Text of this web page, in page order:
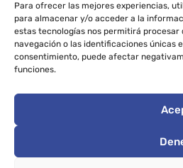
Para ofrecer las mejores experiencias,
para almacenar y/o acceder a la
estas tecnologías nos permitirá
navegación o las identificaciones únicas
consentimiento, puede afectar
funciones.